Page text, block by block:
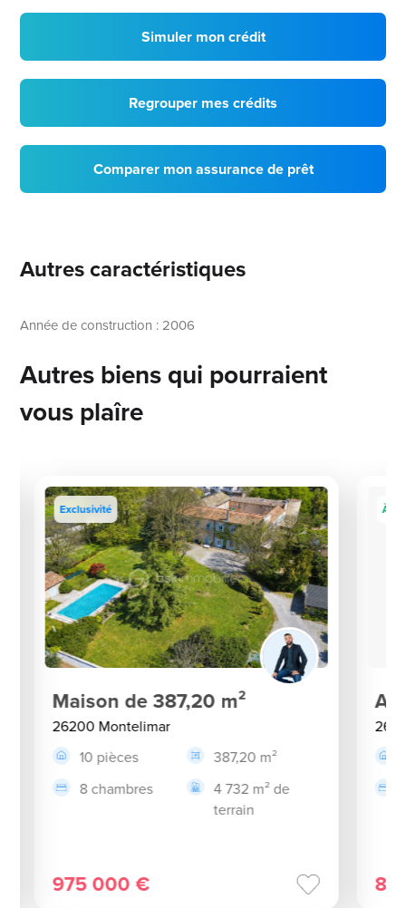
Simuler mon crédit
Regrouper mes crédits
Comparer mon assurance de prêt
Autres caractéristiques
Année de construction : 2006
Autres biens qui pourraient
vous plaîre
Exclusivité
Maison de 387,20 m²
26200 Montelimar
10 pièces
387,20 m²
8 chambres
4 732 m² de
terrain
975 000 €
À
84